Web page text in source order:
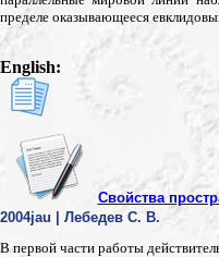
пределе оказывающееся
English:
Свойства
2004jau | Лебедев С. В.
В первой части работы